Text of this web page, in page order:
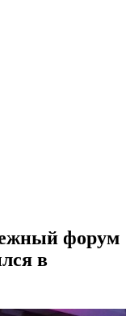
форум
в